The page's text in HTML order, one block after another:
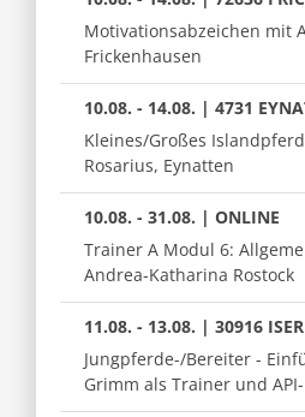
Motivationsabzeichen mit
Frickenhausen
10.08. - 14.08. | 4731
Kleines/Großes
Rosarius, Eynatten
10.08. - 31.08. | ONLINE
Trainer A Modul 6:
Andrea-Katharina Rostock
11.08. - 13.08. | 30916
Jungpferde-/Bereiter -
Grimm als Trainer und